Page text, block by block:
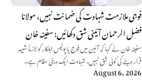
فوجی ملازمت شہادت کی ضمانت نہیں، مولانا
فضل الرحمان آئینی شق دکھائیں: سفینہ خان
سفینہ خان نے کہا کہ آئین میں فوج یا پولیس اہلکار کو لازماً شہید
قرار دینے کی کوئی شق نہیں، شہادت ایک دینی مقام ہے۔
August 6, 2026